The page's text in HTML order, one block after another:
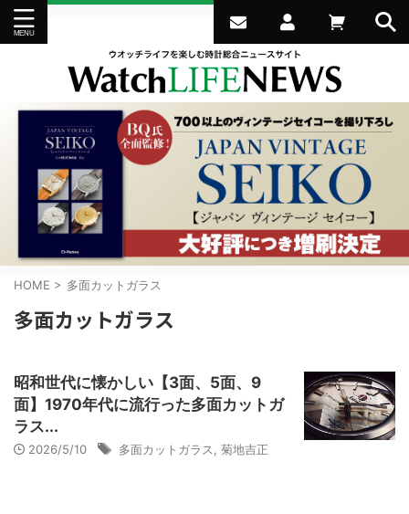
HOME > 多面カットガラス
多面カットガラス
昭和世代に懐かしい【3面、5面、9
面】1970年代に流行った多面カットガ
ラス...
2026/5/10 多面カットガラス 菊地吉正